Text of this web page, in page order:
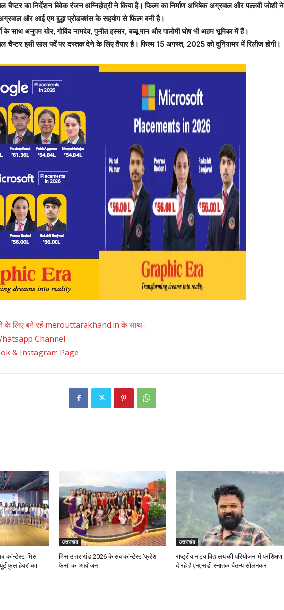
चैप्टर का निर्देशन विवेक रंजन अग्निहोत्री ने किया है। फिल्म का निर्माण अभिषेक अग्रवाल और पल्लवी जोशी ने
और आई एम बुद्धा प्रोडक्शंस के सहयोग से फिल्म बनी है।
के साथ अनुपम खेर, गोविंद नामदेव, पुनीत इस्सर, बब्बू मान और पालोमी घोष भी अहम भूमिका में हैं।
चैप्टर इसी साल पर्दे पर दस्तक देने के लिए तैयार है। फिल्म 15 अगस्त, 2025 को दुनियाभर में रिलीज होगी।
के लिए बने रहें merouttarakhand.in के साथ।
Channel
& Instagram Page
कॉन्टेस्ट ‘मिस
हेयर’ का
उत्तराखंड
मिस उत्तराखंड 2026 के सब कॉन्टेस्ट ‘फ्रेश
फेस’ का आयोजन
उत्तराखंड
राष्ट्रीय नाट्य विद्यालय की परियोजना में प्रशिक्षण
दे रहे हैं एनएसडी स्नातक चैतन्य सोलनकर